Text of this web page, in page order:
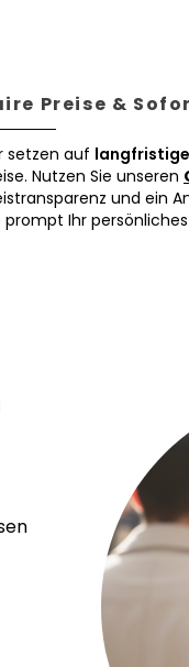
Preise &
setzen auf
Nutzen Sie unseren
und ein
prompt Ihr